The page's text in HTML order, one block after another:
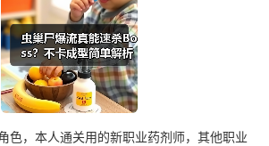
色，本人通关用的新职业药剂师，其他职业